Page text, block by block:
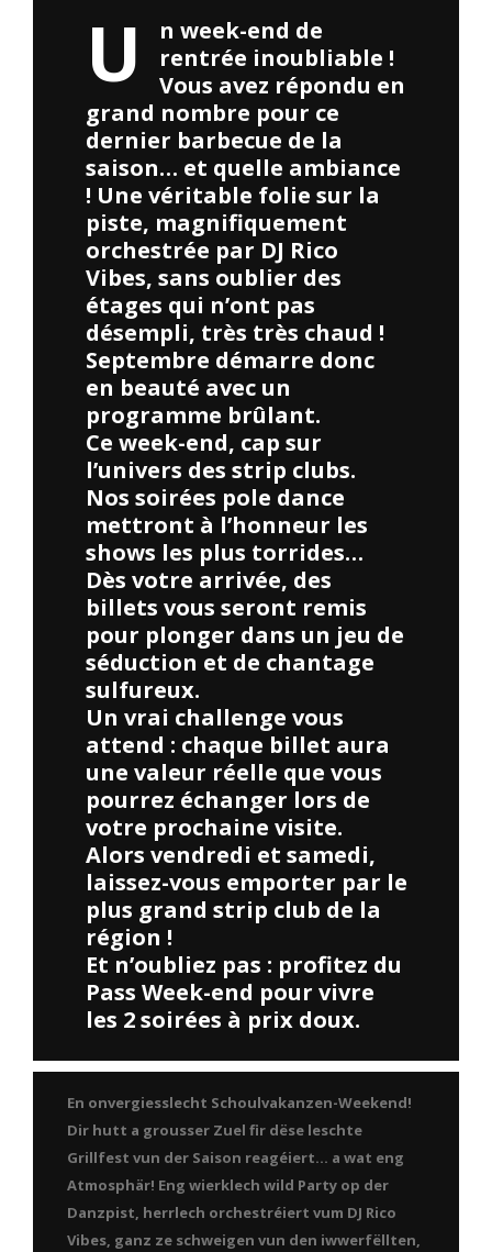
U
n week-end de
rentrée inoubliable !
Vous avez répondu en
grand nombre pour ce
dernier barbecue de la
saison… et quelle ambiance
! Une véritable folie sur la
piste, magnifiquement
orchestrée par DJ Rico
Vibes, sans oublier des
étages qui n’ont pas
désempli, très très chaud !
Septembre démarre donc
en beauté avec un
programme brûlant.
Ce week-end, cap sur
l’univers des strip clubs.
Nos soirées pole dance
mettront à l’honneur les
shows les plus torrides…
Dès votre arrivée, des
billets vous seront remis
pour plonger dans un jeu de
séduction et de chantage
sulfureux.
Un vrai challenge vous
attend : chaque billet aura
une valeur réelle que vous
pourrez échanger lors de
votre prochaine visite.
Alors vendredi et samedi,
laissez-vous emporter par le
plus grand strip club de la
région !
Et n’oubliez pas : profitez du
Pass Week-end pour vivre
les 2 soirées à prix doux.
En onvergiesslecht Schoulvakanzen-Weekend!
Dir hutt a grousser Zuel fir dëse leschte
Grillfest vun der Saison reagéiert… a wat eng
Atmosphär! Eng wierklech wild Party op der
Danzpist, herrlech orchestréiert vum DJ Rico
Vibes, ganz ze schweigen vun den iwwerfëllten,